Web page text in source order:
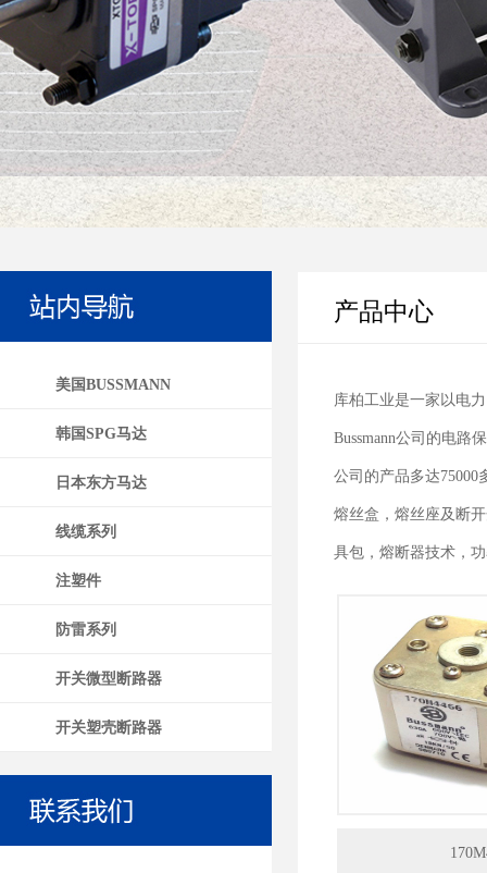
美国BUSSMANN
韩国SPG马达
日本东方马达
线缆系列
注塑件
防雷系列
开关微型断路器
开关塑壳断路器
产品中心
库柏工业是一家以电
Bussmann公司的电路
公司的产品多达
熔丝盒，熔丝座及断
具包，熔断器技术，